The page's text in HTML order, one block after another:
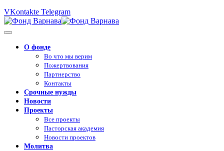
VKontakte Telegram
О фонде
Во что мы верим
Пожертвования
Партнерство
Контакты
Срочные нужды
Новости
Проекты
Все проекты
Пасторская академия
Новости проектов
Молитва